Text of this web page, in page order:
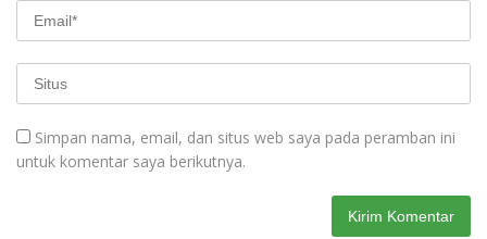
Simpan nama, email, dan situs web saya pada peramban ini
untuk komentar saya berikutnya.